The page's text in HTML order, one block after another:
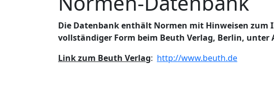
Die Datenbank enthält Normen mit Hinweisen
vollständiger Form beim Beuth Verlag, Berlin,
Link zum Beuth Verlag: http://www.beuth.de